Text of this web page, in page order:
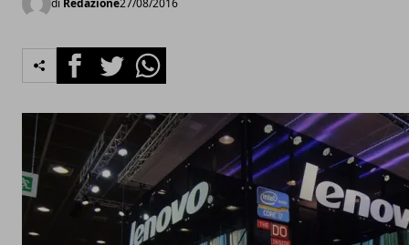
di Redazione27/08/2016
FacebookTwitterWhatsapp